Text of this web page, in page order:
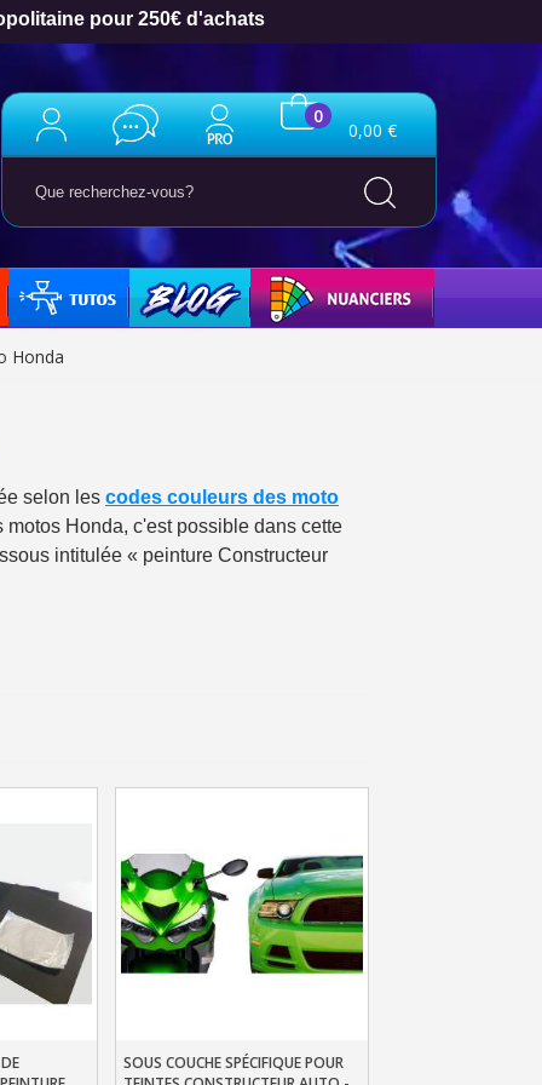
pour 250€ d'achats
: 5€ de réduction
France Métropolitaine
pour 250€ d'achats
dès 30€ d'achats
commande
chaque parrainage
: 5€ de réduction
France Métropolitaine
dès 30€ d'achats
0
0,00 €
TUTO BLOG NUANCIERS
Honda
selon les codes couleurs des moto
motos Honda, c'est possible dans cette
intitulée « peinture Constructeur
Ajouter Au Panier
SOUS COUCHE SPÉCIFIQUE POUR